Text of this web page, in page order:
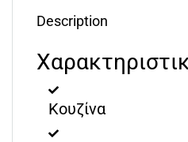
Description
Κουζίνα